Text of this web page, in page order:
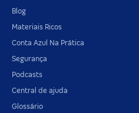
Blog
Materiais Ricos
Conta Azul Na Prática
Segurança
Podcasts
Central de ajuda
Glossário